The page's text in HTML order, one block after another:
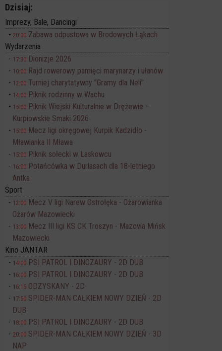
Dzisiaj:
Imprezy, Bale, Dancingi
20:00 Zabawa odpustowa w Brodowych Łąkach
Wydarzenia
17:30 Dionizje 2026
10:00 Rajd rowerowy pamięci marynarzy i ułanów
12:00 Turniej charytatywny "Gramy dla Neli"
14:00 Piknik rodzinny w Wachu
15:00 Piknik Wiejski Kulturalnie w Drężewie –
Kurpiowskie Smaki 2026
15:00 Mecz ligi okręgowej Kurpik Kadzidło -
Mławianka II Mława
15:00 Piknik sołecki w Laskowcu
16:00 Potańcówka w Durlasach dla 18-letniego
Antka
Sport
12:00 Mecz V ligi Narew Ostrołęka - Ożarowianka
Ożarów Mazowiecki
13:00 Mecz III ligi KS CK Troszyn - Mazovia Mińsk
Mazowiecki
Kino JANTAR
14:00 PSI PATROL I DINOZAURY - 2D DUB
16:00 PSI PATROL I DINOZAURY - 2D DUB
16:15 ODZYSKANY - 2D
17:50 SPIDER-MAN CAŁKIEM NOWY DZIEŃ - 2D
DUB
18:00 PSI PATROL I DINOZAURY - 2D DUB
20:00 SPIDER-MAN CAŁKIEM NOWY DZIEŃ - 3D
NAP